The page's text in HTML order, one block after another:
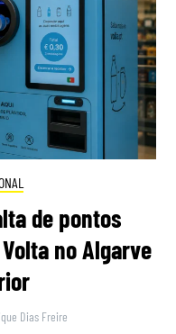
de pontos
no Algarve
Dias Freire